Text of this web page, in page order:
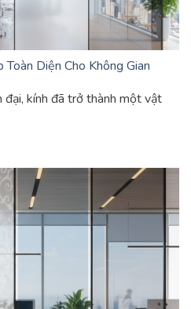
Diện Cho Không Gian
đại, kính đã trở thành một vật